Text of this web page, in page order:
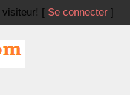
visiteur! [ Se connecter]